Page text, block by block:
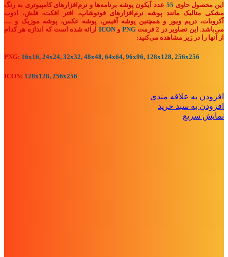
این محصول حاوی 55 عدد آیکون پوشه برنامه‌ها و نرم‌افزارهای کامپیوتری به رنگ
مشکی متالیک مانند پوشه نرم‌افزارهای فوتوشاپ، افتر افکت، فلش، ادوب
آکروبات، دریم ویور و همچنین پوشه آفیس، پوشه عکس، پوشه موزیک و .....
می‌باشد. این تصاویر در 2 فرمت
PNG وICON ارائه شده است که اندازه هر کدام
از آنها را در زیر مشاهده می‌کنید:
PNG: 16x16, 24x24, 32x32, 48x48, 64x64, 96x96, 128x128, 256x256
ICON: 128x128, 256x256
افزودن به علاقه مندی
افزودن به سبد خرید
نمایش سریع